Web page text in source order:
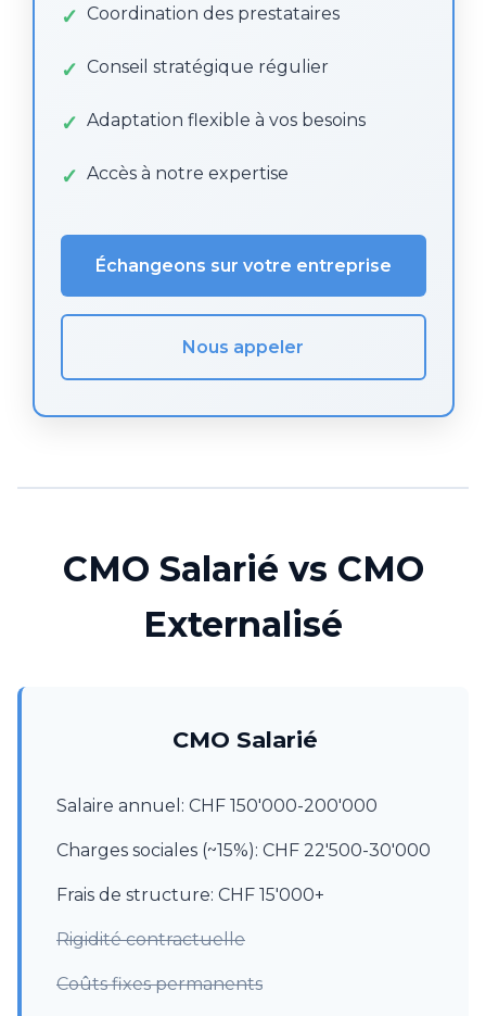
Coordination des prestataires
Conseil stratégique régulier
Adaptation flexible à vos besoins
Accès à notre expertise
Échangeons sur votre entreprise
Nous appeler
CMO Salarié vs CMO
Externalisé
CMO Salarié
Salaire annuel: CHF 150'000-200'000
Charges sociales (~15%): CHF 22'500-30'000
Frais de structure: CHF 15'000+
Rigidité contractuelle
Coûts fixes permanents